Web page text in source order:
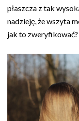
płaszcza z tak
nadzieję, że wszyta
jak to zweryfikować?